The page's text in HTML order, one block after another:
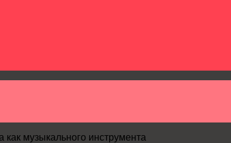
музыкального инструмента